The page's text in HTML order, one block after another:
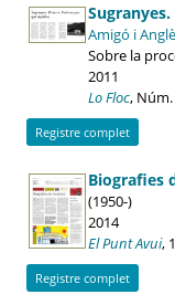
Amigó i
Sobre la
2011
Lo Floc,
Registre complet
Biografies
(1950-)
2014
El Punt Avui,
Registre complet